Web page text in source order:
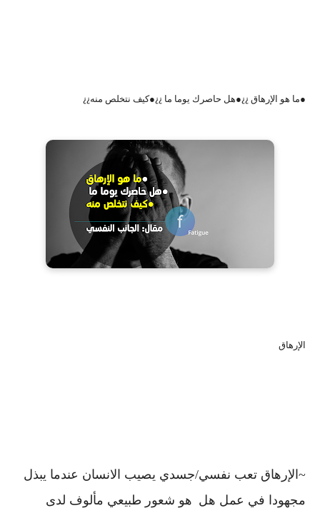
●ما هو اﻹرهاق ¿¿
●هل حاصرك يوما ما ¿¿
●كيف نتخلص منه¿¿
الإرهاق
~الإرهاق تعب نفسي/جسدي يصيب الانسان عندما يبذل
مجهودا في عمل هل هو شعور طبيعي مألوف لدى